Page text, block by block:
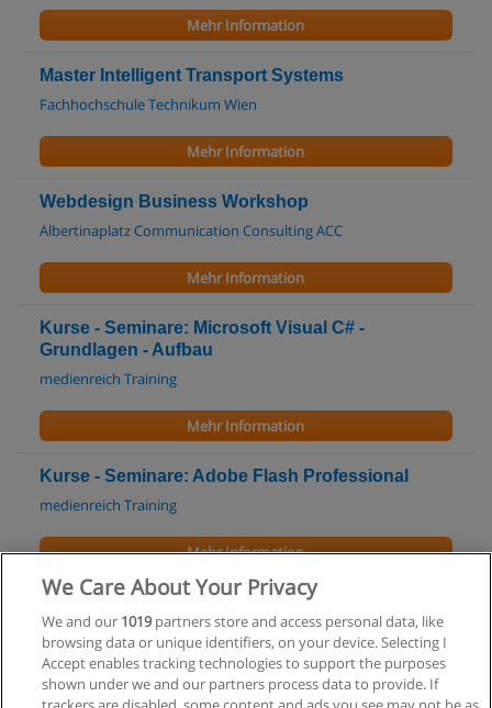
Mehr Information
Master Intelligent Transport Systems
Fachhochschule Technikum Wien
Mehr Information
Webdesign Business Workshop
Albertinaplatz Communication Consulting ACC
Mehr Information
Kurse - Seminare: Microsoft Visual C# -
Grundlagen - Aufbau
medienreich Training
Mehr Information
Kurse - Seminare: Adobe Flash Professional
medienreich Training
Mehr Information
Kurse - Seminare: Autodesk AutoCAD -
Fortschritt
medienreich Training
Mehr Information
We Care About Your Privacy
We and our 1019partners store and access personal data, like
browsing data or unique identifiers, on your device. Selecting I
Accept enables tracking technologies to support the purposes
shown under we and our partners process data to provide. If